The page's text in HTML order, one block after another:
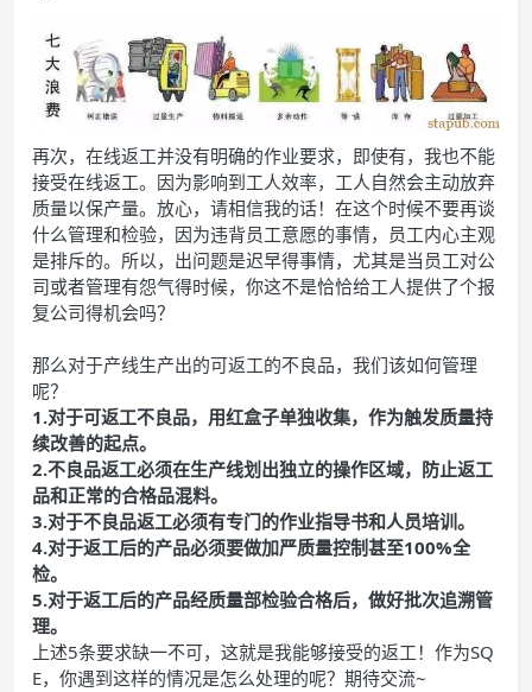
再次，在线返工并没有明确的作业要求，即使有，我也不能
接受在线返工。因为影响到工人效率，工人自然会主动放弃
质量以保产量。放心，请相信我的话！在这个时候不要再谈
什么管理和检验，因为违背员工意愿的事情，员工内心主观
是排斥的。所以，出问题是迟早得事情，尤其是当员工对公
司或者管理有怨气得时候，你这不是恰恰给工人提供了个报
复公司得机会吗？
那么对于产线生产出的可返工的不良品，我们该如何管理
呢？
1.对于可返工不良品，用红盒子单独收集，作为触发质量持
续改善的起点。
2.不良品返工必须在生产线划出独立的操作区域，防止返工
品和正常的合格品混料。
3.对于不良品返工必须有专门的作业指导书和人员培训。
4.对于返工后的产品必须要做加严质量控制甚至100%全
检。
5.对于返工后的产品经质量部检验合格后，做好批次追溯管
理。
上述5条要求缺一不可，这就是我能够接受的返工！作为SQ
E，你遇到这样的情况是怎么处理的呢？期待交流~